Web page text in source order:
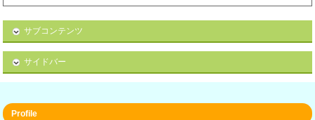
サブコンテンツ
サイドバー
Profile